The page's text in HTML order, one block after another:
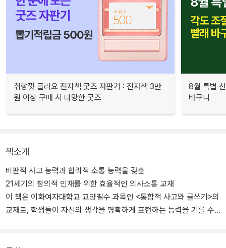
취향껏 골라요 전자책 굿즈 자판기 : 전자책 3만
원 이상 구매 시 다양한 굿즈
8월 특별
바구니
책소개
비판적 사고 능력과 합리적 소통 능력을 갖춘
21세기의 창의적 인재를 위한 효율적인 의사소통 교재
이 책은 이화여자대학교 교양필수 과목인 <통합적 사고와 글쓰기>의
교재로, 학생들이 자신의 생각을 명확하게 표현하는 능력을 기를 수